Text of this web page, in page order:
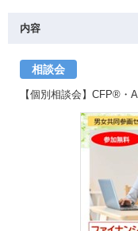
内容
相談会
【個別相談会】CFP®・